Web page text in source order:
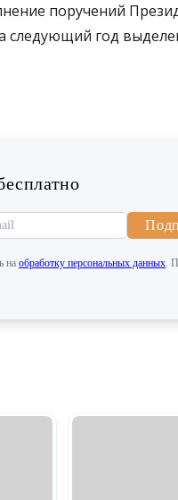
поручений
следующий год
на обработку персональных данных.